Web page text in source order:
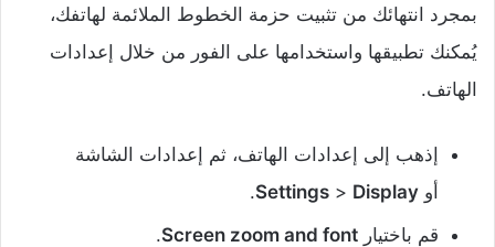
بمجرد انتهائك من تثبيت حزمة الخطوط الملائمة لهاتفك،
يُمكنك تطبيقها واستخدامها على الفور من خلال إعدادات
الهاتف.
إذهب إلى إعدادات الهاتف، ثم إعدادات الشاشة
أو
Settings > Display
.
قم باختيار Screen zoom and font
.